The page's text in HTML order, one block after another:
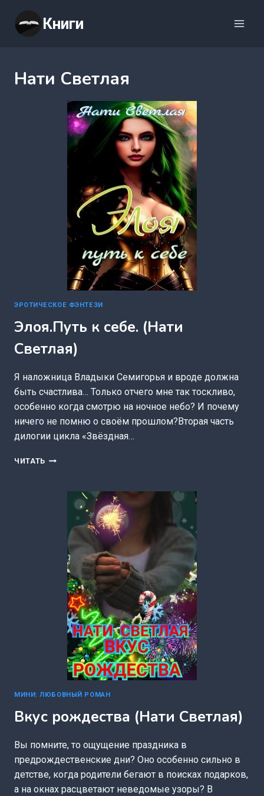
содержимому
Книги
Нати Светлая
ЭРОТИЧЕСКОЕ ФЭНТЕЗИ
Элоя.Путь к себе. (Нати
Светлая)
Я наложница Владыки Семигорья и вроде должна
быть счастлива… Только отчего мне так тоскливо,
особенно когда смотрю на ночное небо? И почему
ничего не помню о своём прошлом?Вторая часть
дилогии цикла «Звёздная…
ЧИТАТЬ ЭЛОЯ.ПУТЬ
(НАТИ
СВЕТЛАЯ)
МИНИ: ЛЮБОВНЫЙ РОМАН
Вкус рождества (Нати Светлая)
Вы помните, то ощущение праздника в
предрождественские дни? Оно особенно сильно в
детстве, когда родители бегают в поисках подарков,
а на окнах расцветают неведомые узоры? В